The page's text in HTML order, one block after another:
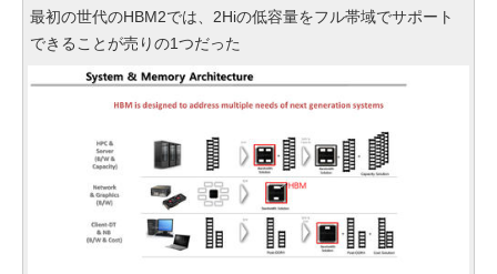
最初の世代のHBM2では、2Hiの低容量をフル帯域でサポート
できることが売りの1つだった